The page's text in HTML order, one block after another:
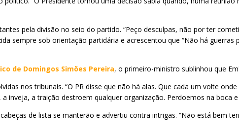
pela divisão no seio do partido. “Peço desculpas, não por ter
sempre sob orientação partidária e acrescentou que “Não há
de Domingos Simões Pereira, o primeiro-ministro sublinhou que
nos tribunais. “O PR disse que não há alas. Que cada um volte
inveja, a traição destroem qualquer organização. Perdoemos na boca e
de lista se manterão e advertiu contra intrigas. “Não está bem